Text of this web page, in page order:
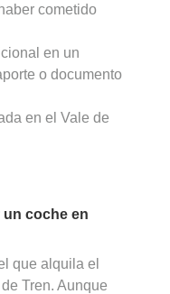
cometido
en un
o documento
en el Vale de
un coche en
que alquila el
Tren. Aunque